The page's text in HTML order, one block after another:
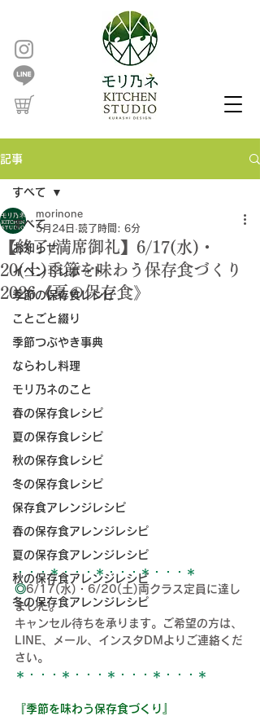
記事
すべて
お知らせ
イベントレポート
季節の保存食レシピ
ことごと綴り
季節つぶやき事典
ならわし料理
モリ乃ネのこと
春の保存食レシピ
夏の保存食レシピ
秋の保存食レシピ
冬の保存食レシピ
保存食アレンジレシピ
春の保存食アレンジレシピ
夏の保存食アレンジレシピ
秋の保存食アレンジレシピ
冬の保存食アレンジレシピ
すべて
【終了/満席御礼】6/17(水)・
20(土)季節を味わう保存食づくり
2026《夏の保存食》
morinone
5月24日 読了時間: 6分
・・・＊・・・＊・・・＊・・・＊
◎6/17(水)・ 6/20(土)両クラス 定員に達し
ました。
キャンセル待ちを承ります。ご希望の方は、
LINE、メール、インスタDMよりご連絡くだ
さい。
＊・・・＊・・・＊・・・＊・・・＊
『季節を味わう保存食づくり』